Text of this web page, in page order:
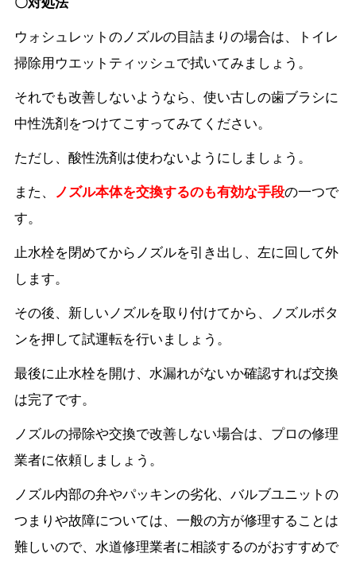
ウォシュレットのノズルの目詰まりの場合は、トイレ
掃除用ウエットティッシュで拭いてみましょう。
それでも改善しないようなら、使い古しの歯ブラシに
中性洗剤をつけてこすってみてください。
ただし、酸性洗剤は使わないようにしましょう。
また、
ノズル本体を交換するのも有効な手段の一つで
す。
止水栓を閉めてからノズルを引き出し、左に回して外
します。
その後、新しいノズルを取り付けてから、ノズルボタ
ンを押して試運転を行いましょう。
最後に止水栓を開け、水漏れがないか確認すれば交換
は完了です。
ノズルの掃除や交換で改善しない場合は、プロの修理
業者に依頼しましょう。
ノズル内部の弁やパッキンの劣化、バルブユニットの
つまりや故障については、一般の方が修理することは
難しいので、水道修理業者に相談するのがおすすめで